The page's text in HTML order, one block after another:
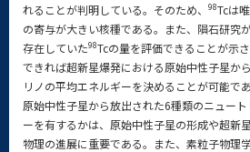
れることが判明している。そのため、
98Tcは
の寄与が大きい核種である。また、隕石研究
存在していた98Tcの量を評価できることが示
できれば超新星爆発における原始中性子星か
リノの平均エネルギーを決めることが可能であ
原始中性子星から放出された6種類のニュー
ーを有するかは、原始中性子星の形成や超新
物理の進展に重要である。また、素粒子物理